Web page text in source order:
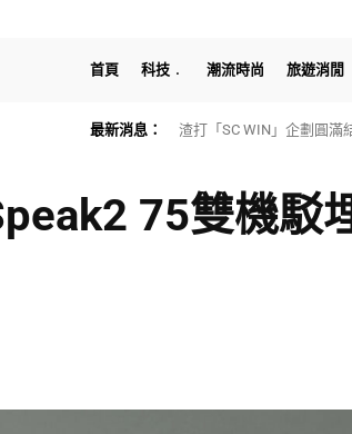
首頁 科技 潮流時尚 旅遊消閒
最新消息： HTX Research發佈最新穩
75雙機駁